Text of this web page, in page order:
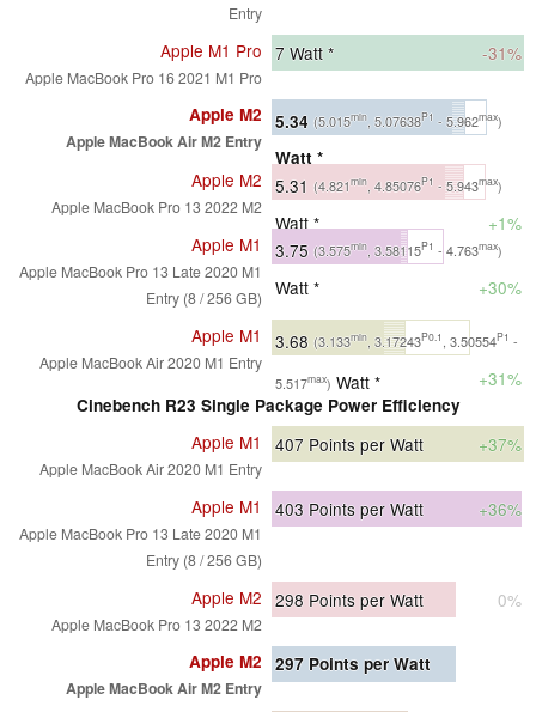
Entry
Apple M1 Pro
Apple MacBook Pro 16 2021 M1 Pro
7 Watt * -31%
Apple M2
Apple MacBook Air M2 Entry
5.34 (5.015min, 5.07638P1 - 5.962max)
Watt *
Apple M2
Apple MacBook Pro 13 2022 M2
5.31 (4.821min, 4.85076P1 - 5.943max)
Watt *
+1%
Apple M1
Apple MacBook Pro 13 Late 2020 M1
Entry (8 / 256 GB)
3.75 (3.575min, 3.58115P1 - 4.763max)
Watt *
+30%
Apple M1
Apple MacBook Air 2020 M1 Entry
3.68 (3.133min, 3.17243P0.1 , 3.50554P1 -
5.517max) Watt * +31%
Cinebench R23 Single Package Power Efficiency
Apple M1
Apple MacBook Air 2020 M1 Entry
407 Points per Watt +37%
Apple M1
Apple MacBook Pro 13 Late 2020 M1
Entry (8 / 256 GB)
403 Points per Watt +36%
Apple M2
Apple MacBook Pro 13 2022 M2
298 Points per Watt 0%
Apple M2
Apple MacBook Air M2 Entry
297 Points per Watt